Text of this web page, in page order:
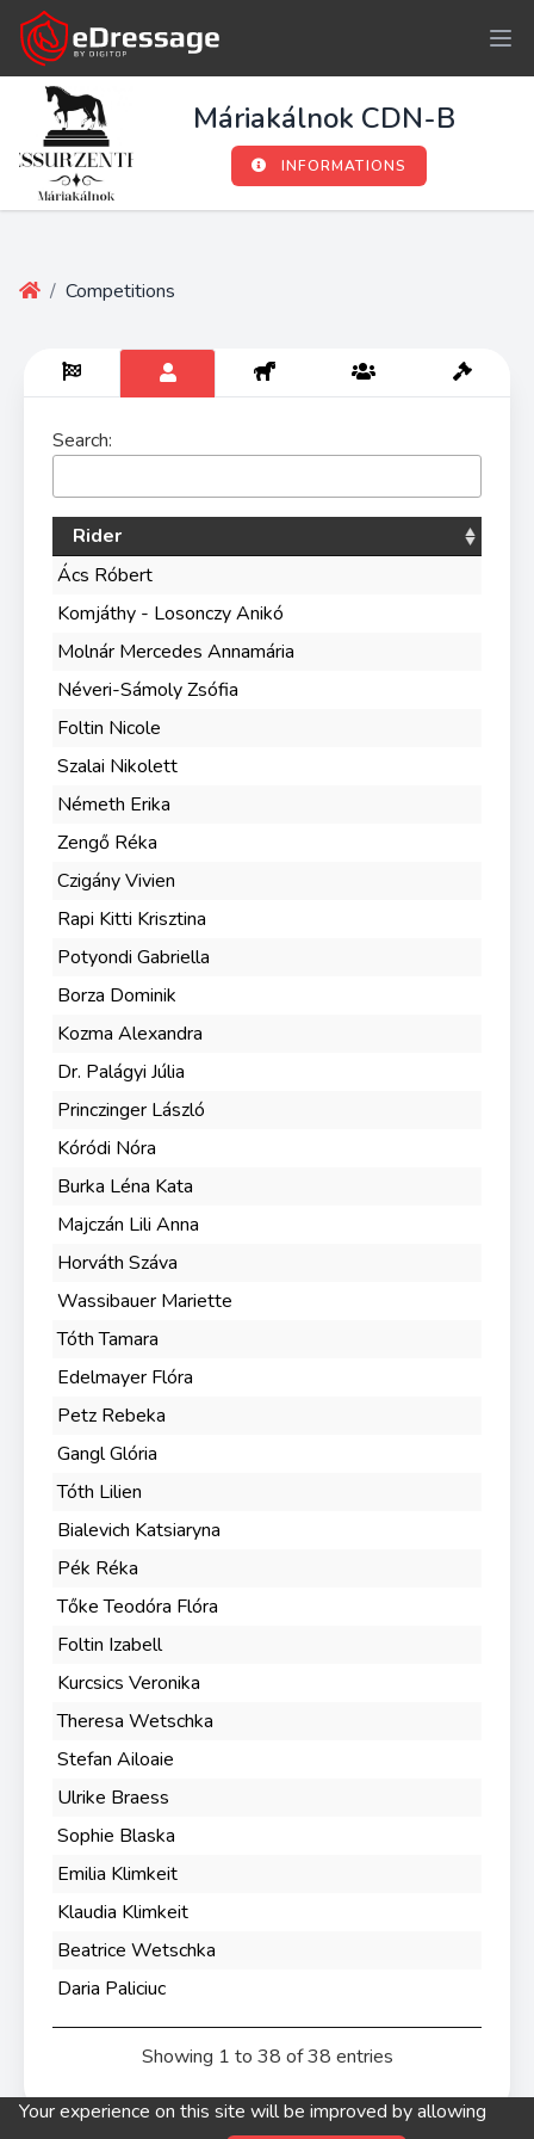
Máriakálnok CDN-B
INFORMATIONS
/ Competitions
Search:
Rider
Ács Róbert
Komjáthy - Losonczy Anikó
Molnár Mercedes Annamária
Néveri-Sámoly Zsófia
Foltin Nicole
Szalai Nikolett
Németh Erika
Zengő Réka
Czigány Vivien
Rapi Kitti Krisztina
Potyondi Gabriella
Borza Dominik
Kozma Alexandra
Dr. Palágyi Júlia
Princzinger László
Kóródi Nóra
Burka Léna Kata
Majczán Lili Anna
Horváth Száva
Wassibauer Mariette
Tóth Tamara
Edelmayer Flóra
Petz Rebeka
Gangl Glória
Tóth Lilien
Bialevich Katsiaryna
Pék Réka
Tőke Teodóra Flóra
Foltin Izabell
Kurcsics Veronika
Theresa Wetschka
Stefan Ailoaie
Ulrike Braess
Sophie Blaska
Emilia Klimkeit
Klaudia Klimkeit
Beatrice Wetschka
Daria Paliciuc
Showing 1 to 38 of 38 entries
Your experience on this site will be improved by allowing